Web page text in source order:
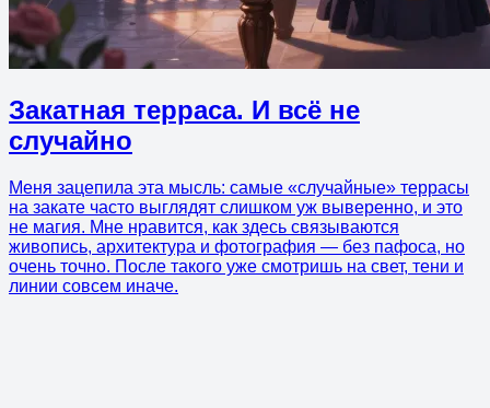
Закатная терраса. И всё не
случайно
Меня зацепила эта мысль: самые «случайные» террасы
на закате часто выглядят слишком уж выверенно, и это
не магия. Мне нравится, как здесь связываются
живопись, архитектура и фотография — без пафоса, но
очень точно. После такого уже смотришь на свет, тени и
линии совсем иначе.